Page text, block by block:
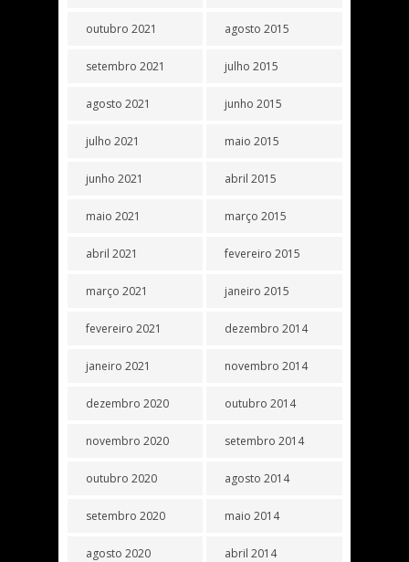
outubro 2021
setembro 2021
agosto 2021
julho 2021
junho 2021
maio 2021
abril 2021
março 2021
fevereiro 2021
janeiro 2021
dezembro 2020
novembro 2020
outubro 2020
setembro 2020
agosto 2020
agosto 2015
julho 2015
junho 2015
maio 2015
abril 2015
março 2015
fevereiro 2015
janeiro 2015
dezembro 2014
novembro 2014
outubro 2014
setembro 2014
agosto 2014
maio 2014
abril 2014